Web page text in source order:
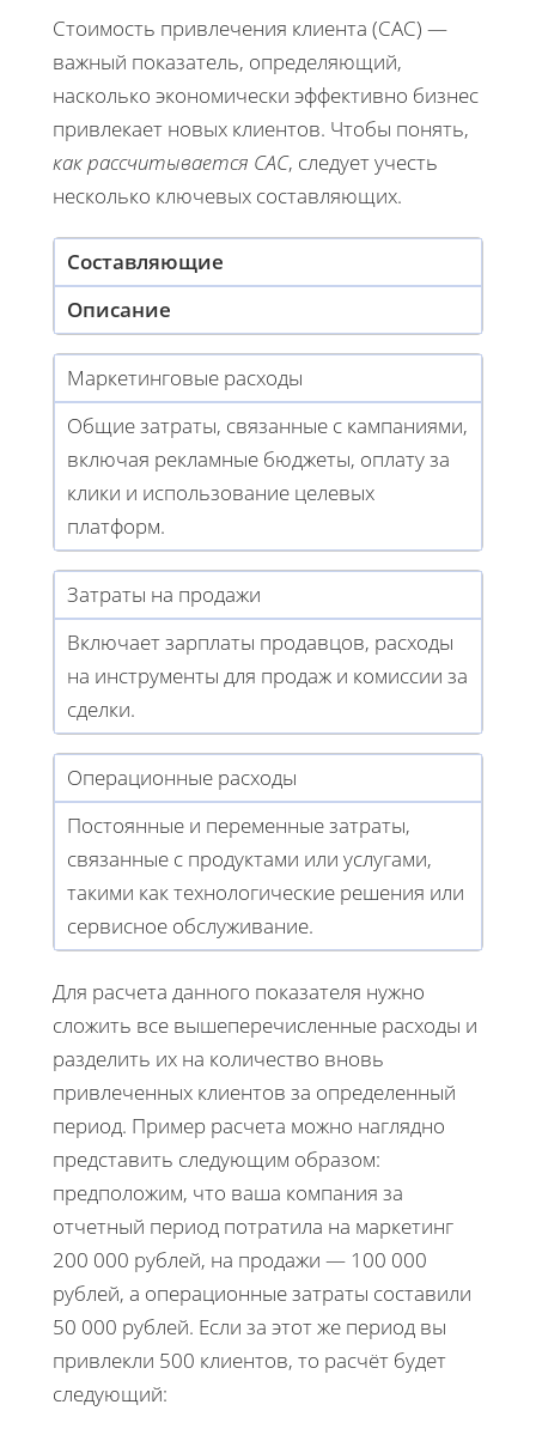
Стоимость привлечения клиента (CAC) —
важный показатель, определяющий,
насколько экономически эффективно бизнес
привлекает новых клиентов. Чтобы понять,
как рассчитывается CAC, следует учесть
несколько ключевых составляющих.
Составляющие
Описание
Маркетинговые расходы
Общие затраты, связанные с кампаниями,
включая рекламные бюджеты, оплату за
клики и использование целевых
платформ.
Затраты на продажи
Включает зарплаты продавцов, расходы
на инструменты для продаж и комиссии за
сделки.
Операционные расходы
Постоянные и переменные затраты,
связанные с продуктами или услугами,
такими как технологические решения или
сервисное обслуживание.
Для расчета данного показателя нужно
сложить все вышеперечисленные расходы и
разделить их на количество вновь
привлеченных клиентов за определенный
период. Пример расчета можно наглядно
представить следующим образом:
предположим, что ваша компания за
отчетный период потратила на маркетинг
200 000 рублей, на продажи — 100 000
рублей, а операционные затраты составили
50 000 рублей. Если за этот же период вы
привлекли 500 клиентов, то расчёт будет
следующий: